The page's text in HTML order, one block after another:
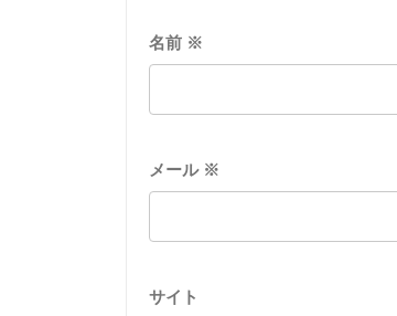
名前 ※
メール ※
サイト